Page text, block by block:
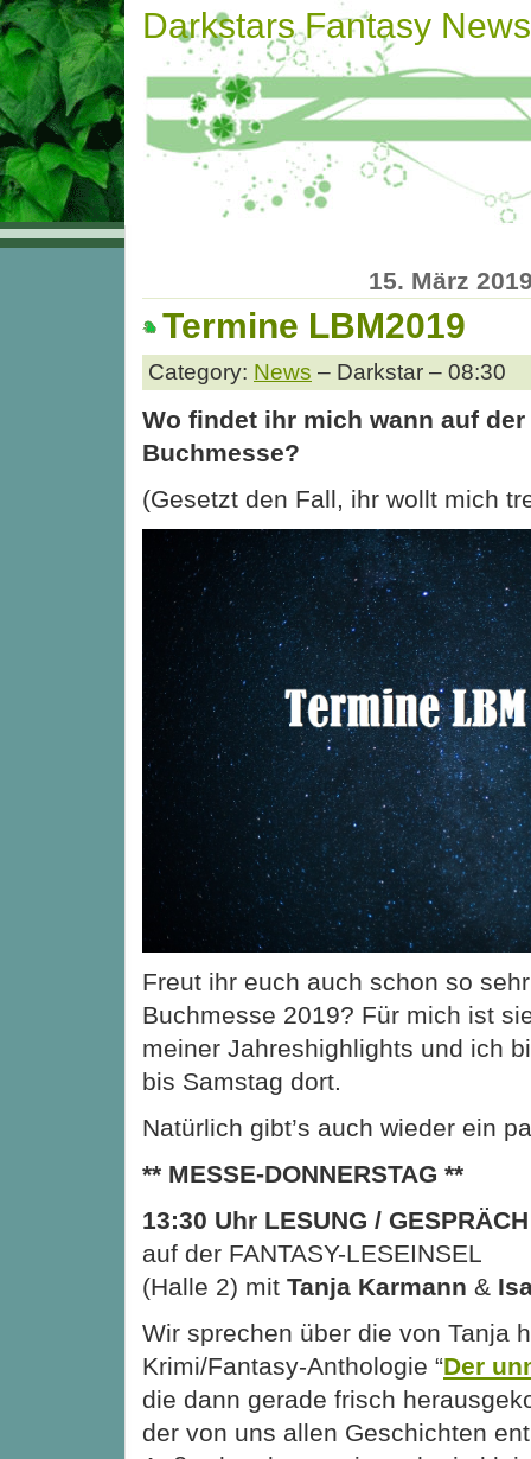
Darkstars Fantasy News
15. März
Termine LBM2019
Category: News – Darkstar – 08:30
Wo findet ihr mich wann auf
Buchmesse?
(Gesetzt den Fall, ihr wollt mich
Freut ihr euch auch schon so
Buchmesse 2019? Für mich ist
meiner Jahreshighlights und ich
bis Samstag dort.
Natürlich gibt’s auch wieder ein
** MESSE-DONNERSTAG **
13:30 Uhr LESUNG / GESPRÄCH
auf der FANTASY-LESEINSEL
(Halle 2) mit Tanja Karmann &
Wir sprechen über die von Tanja
Krimi/Fantasy-Anthologie “Der
die dann gerade frisch
der von uns allen Geschichten